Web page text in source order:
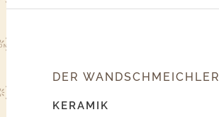
DER WANDSCHMEICHLER
KERAMIK